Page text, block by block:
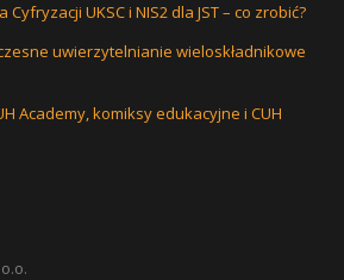
UKSC i NIS2 dla JST – co zrobić?
uwierzytelnianie wieloskładnikowe
Academy, komiksy edukacyjne i CUH